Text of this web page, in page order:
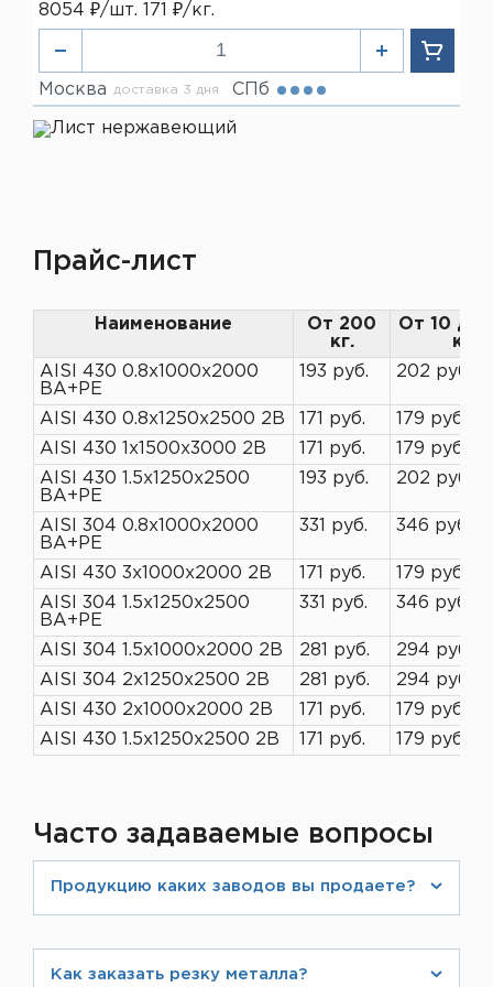
8054 ₽/шт. 171 ₽/кг.
Москва доставка 3 дня СПб
Прайс-лист
Наименование
От 200
кг.
От 10 до
кг
AISI 430 0.8х1000х2000
ВА+РЕ
193 руб. 202 руб.
AISI 430 0.8х1250х2500 2В 171 руб.
179 руб.
AISI 430 1х1500х3000 2В
171 руб.
179 руб.
AISI 430 1.5х1250х2500
ВА+РЕ
193 руб. 202 руб.
AISI 304 0.8х1000х2000
ВА+РЕ
331 руб. 346 руб.
AISI 430 3х1000х2000 2В 171 руб.
179 руб.
AISI 304 1.5х1250х2500
ВА+РЕ
331 руб. 346 руб.
AISI 304 1.5х1000х2000 2В 281 руб.
294 руб.
AISI 304 2х1250х2500 2В
281 руб.
294 руб.
AISI 430 2х1000х2000 2В
171 руб.
179 руб.
AISI 430 1.5х1250х2500 2В
171 руб. 179 руб.
Часто задаваемые вопросы
Продукцию каких заводов вы продаете?
поставщиками крупнейших российских
производителей цветного металлопроката. Их
Как заказать резку металла?